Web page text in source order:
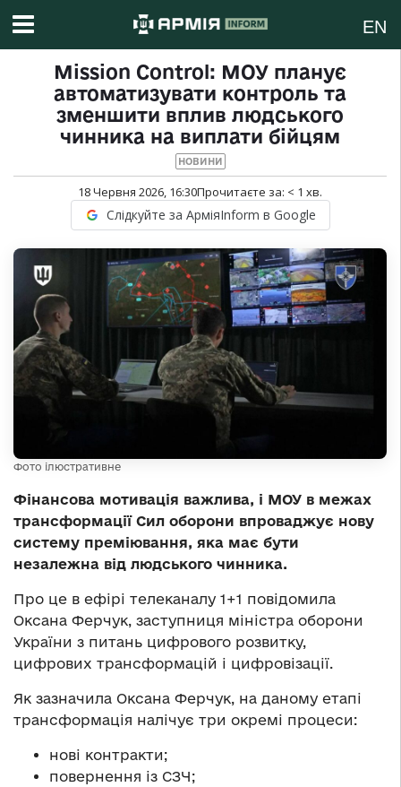
EN
Mission Control: МОУ планує
автоматизувати контроль та
зменшити вплив людського
чинника на виплати бійцям
НОВИНИ
18 Червня 2026, 16:30Прочитаєте за: < 1 хв.
Слідкуйте за АрміяInform в Google
Фото ілюстративне
Фінансова мотивація важлива, і МОУ в межах
трансформації Сил оборони впроваджує нову
систему преміювання, яка має бути
незалежна від людського чинника.
Про це в ефірі телеканалу 1+1 повідомила
Оксана Ферчук, заступниця міністра оборони
України з питань цифрового розвитку,
цифрових трансформацій і цифровізації.
Як зазначила Оксана Ферчук, на даному етапі
трансформація налічує три окремі процеси:
нові контракти;
повернення із СЗЧ;